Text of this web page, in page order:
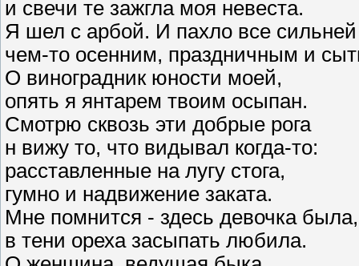
и свечи те зажгла моя невеста.
Я шел с арбой. И пахло все сильней
чем-то осенним, праздничным и
О виноградник юности моей,
опять я янтарем твоим осыпан.
Смотрю сквозь эти добрые рога
н вижу то, что видывал когда-то:
расставленные на лугу стога,
гумно и надвижение заката.
Мне помнится - здесь девочка была,
в тени ореха засыпать любила.